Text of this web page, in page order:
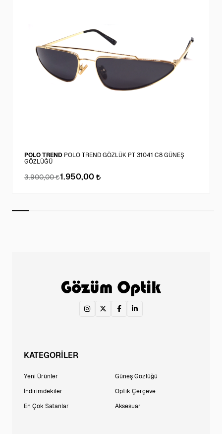
POLO TREND POLO TREND GÖZLÜK PT 31041 C8 GÜNEŞ
GÖZLÜĞÜ
3.900,00 1.950,00
KATEGORİLER
Yeni Ürünler
İndirimdekiler
En Çok Satanlar
Güneş Gözlüğü
Optik Çerçeve
Aksesuar